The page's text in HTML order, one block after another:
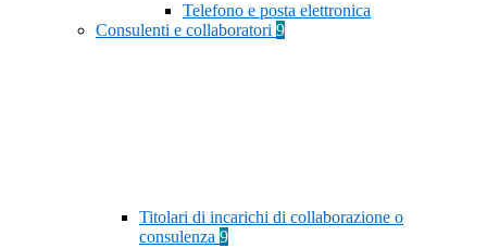
Telefono e posta elettronica
Consulenti e collaboratori 9
Titolari di incarichi di collaborazione o
consulenza 9